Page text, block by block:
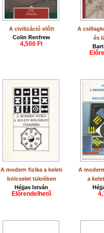
A civilizáció előtt
Colin Renfrew
4,500 Ft
A
és
A modern fizika a keleti
bölcselet tükrében
Héjjas István
Előrendelhető
A
a